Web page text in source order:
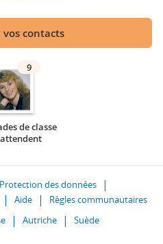
contacts
9
de classe
Protection des données
Aide
Règles communautaires
Autriche Suède